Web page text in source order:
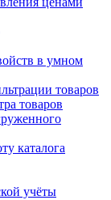
в умном
товаров
товаров
каталога
учёты